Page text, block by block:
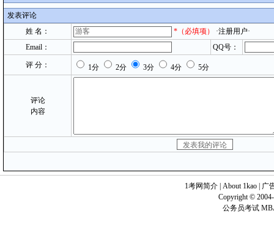
发表评论
姓 名：
* （必填项）
·注册用户·
Email：
QQ号：
评 分： 1分 2分 3分 4分 5分
评论
内容
1考网简介 About 1kao
广
Copyright ©
公务员考试